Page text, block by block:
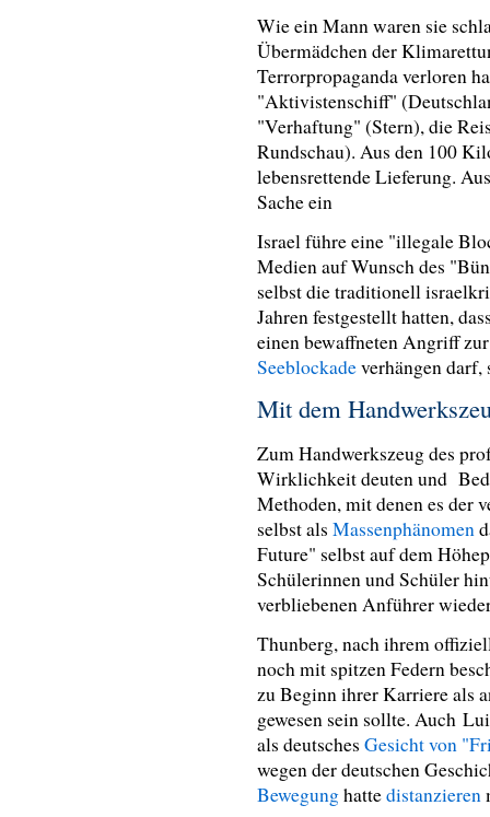
Wie ein Mann waren sie
Übermädchen der
Terrorpropaganda verloren
"Aktivistenschiff"
"Verhaftung" (Stern), die
Rundschau). Aus den 100
lebensrettende Lieferung.
Sache ein
Israel führe eine "illegale
Medien auf Wunsch des
selbst die traditionell
Jahren festgestellt hatten,
einen bewaffneten Angriff
Seeblockadeverhängen darf,
Mit dem
Zum Handwerkszeug des
Wirklichkeit deuten und
Methoden, mit denen es der
selbst als Massenphänomen
Future" selbst auf dem
Schülerinnen und Schüler
verbliebenen Anführer
Thunberg, nach ihrem
noch mit spitzen Federn
zu Beginn ihrer Karriere als
gewesen sein sollte. Auch
als deutsches Gesicht von
wegen der deutschen
Bewegunghattedistanzieren